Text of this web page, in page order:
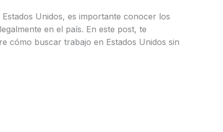
Unidos, es importante conocer los
en el país. En este post, te
cómo buscar trabajo en Estados Unidos sin